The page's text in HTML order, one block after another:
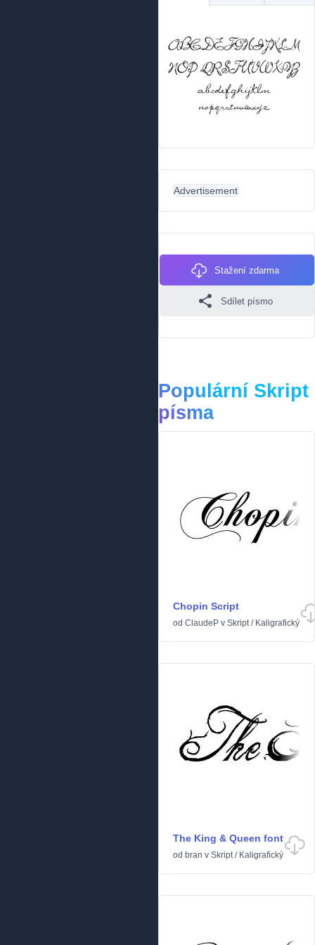
Advertisement
Stažení zdarma
Sdílet písmo
Populární Skript
písma
Chopin Script
od ClaudeP v Skript/ Kaligrafický
The King & Queen font
od bran v Skript/ Kaligrafický